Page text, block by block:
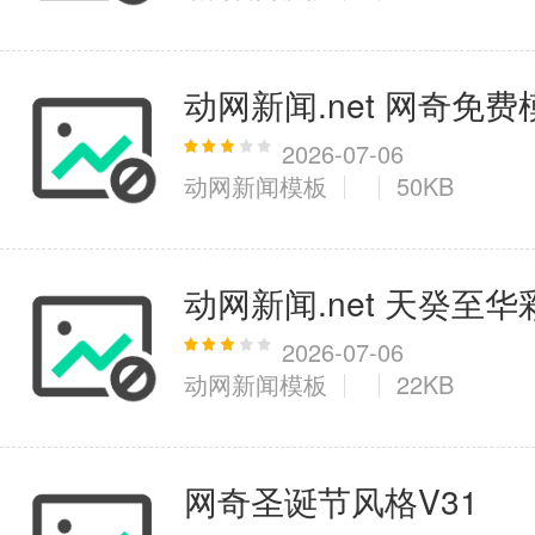
动网新闻.net 网奇免费
2026-07-06
动网新闻模板
50KB
动网新闻.net 天癸至华
2026-07-06
动网新闻模板
22KB
网奇圣诞节风格V31